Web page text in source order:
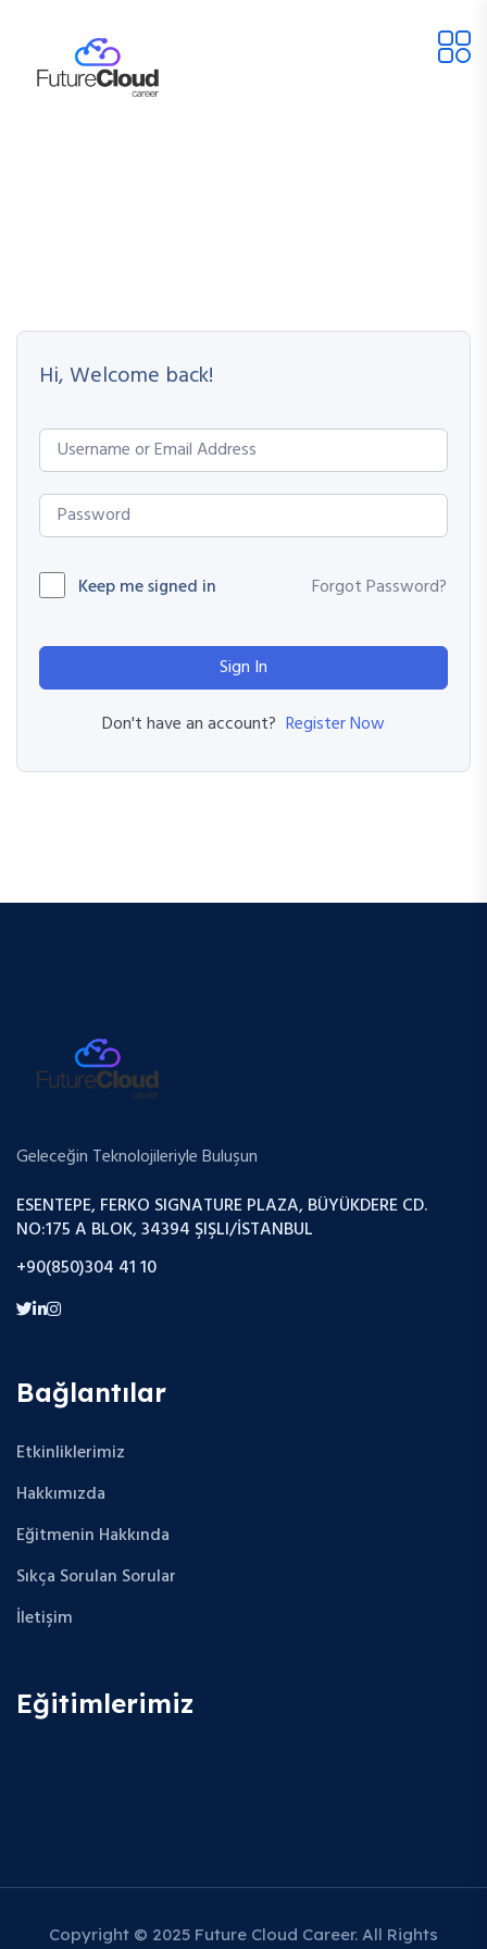
Hi, Welcome back!
Keep me signed in Forgot Password?
Sign In
Don't have an account? Register Now
Geleceğin Teknolojileriyle Buluşun
ESENTEPE, FERKO SIGNATURE PLAZA, BÜYÜKDERE CD.
NO:175 A BLOK, 34394 ŞIŞLI/İSTANBUL
+90(850)304 41 10
Bağlantılar
Etkinliklerimiz
Hakkımızda
Eğitmenin Hakkında
Sıkça Sorulan Sorular
İletişim
Eğitimlerimiz
Copyright © 2025 Future Cloud Career. All Rights